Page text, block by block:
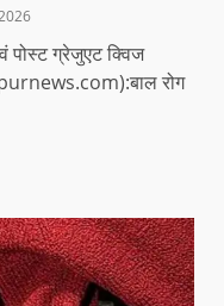
पोस्ट ग्रेजुएट क्विज
रोग